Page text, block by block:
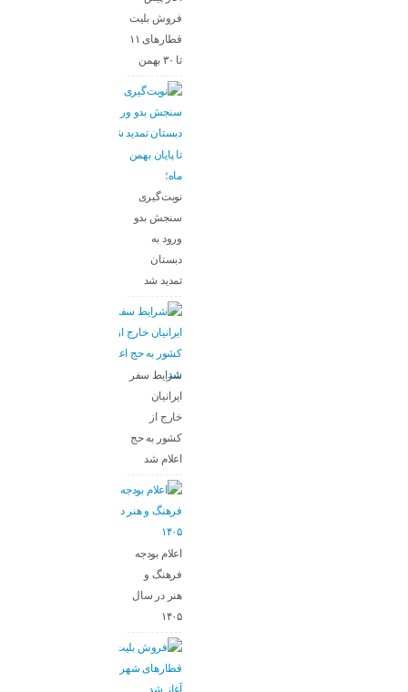
فروش بلیت‌
قطارهای ۱۱
تا ۳۰ بهمن
تا پایان بهمن
ماه؛
نوبت‌گیری
سنجش بدو
ورود به
دبستان
تمدید شد
شرایط سفر
ایرانیان
خارج از
کشور به حج
اعلام شد
اعلام بودجه
فرهنگ و
هنر در سال
۱۴۰۵